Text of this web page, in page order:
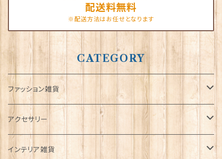
配送料無料
※配送方法はお任せとなります
CATEGORY
ファッション雑貨
タータンネクタイ
帽子
アクセサリー
ORTAK
インテリア雑貨